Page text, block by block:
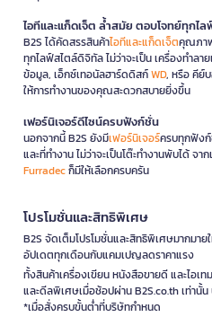
ไอทีและแก็ดเจ็ต ล้ำสมัย ตอบโจทย์ทุกไ
B2S ได้คัดสรรสินค้าไอทีและแก็ดเจ็ตคุณภา
ทุกไลฟ์สไตล์ดิจิทัล ไม่ว่าจะเป็น เครื่องทำลาย
ข้อมูล, เอ็กซ์เทอนัลฮาร์ดดิสก์WD, หรือ คีย์
ให้การทำงานของคุณสะดวกสบายยิ่งขึ้น
เฟอร์นิเจอร์ดีไซน์ครบฟังก์ชั่น
นอกจากนี้ B2S ยังมีเฟอร์นิเจอร์ครบทุกฟัง
และที่ทำงาน ไม่ว่าจะเป็นโต๊ะทำงานพับได้ จา
Furradecก็มีให้เลือกครบครัน
โปรโมชั่นและสิทธิพิเศษ
B2S จัดเต็มโปรโมชั่นและสิทธิพิเศษมากมา
อัปเดตทุกเดือนกับแคมเปญลดราคาแรง
ทั้งสินค้าเครื่องเขียน หนังสือขายดี และไอ
และดีลพิเศษเมื่อช้อปผ่าน B2S.co.th เท่านั้
*เมื่อสั่งครบขั้นต่ำที่บริษัทกำหนด